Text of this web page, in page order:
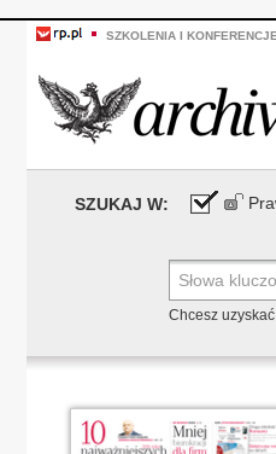
SZKOLENIA I KONFERENCJE
SZUKAJ W:
Chcesz